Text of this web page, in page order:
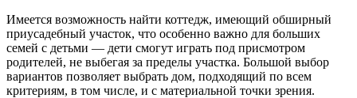
Имеется возможность найти коттедж, имеющий обширный
приусадебный участок, что особенно важно для больших
семей с детьми — дети смогут играть под присмотром
родителей, не выбегая за пределы участка. Большой выбор
вариантов позволяет выбрать дом, подходящий по всем
критериям, в том числе, и с материальной точки зрения.